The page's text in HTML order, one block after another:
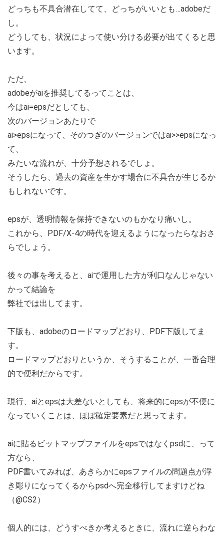
どっちも不具合潜在してて、どっちがいいとも…adobeだ
し。
どうしても、状況によって使い分ける必要が出てくると思
います。
ただ、
adobeがaiを推奨してるってことは、
今はai=epsだとしても、
次のバージョンあたりで
ai>epsになって、そのつぎのバージョンではai>>epsになっ
て、
みたいな流れが、十分予想されるでしょ。
そうしたら、過去の資産を生かす場合に不具合が生じるか
もしれないです。
epsが、透明情報を保持できないのもかなり痛いし。
これから、PDF/X-4の時代を迎えるようになったらなおさ
らでしょう。
後々の事を考えると、aiで運用した方が利口なんじゃない
かって結論を
弊社では出してます。
下版も、adobeのロードマップどおり、PDF下版してま
す。
ロードマップどおりというか、そうすることが、一番合理
的で便利だからです。
現行、aiとepsは大差ないとしても、将来的にepsが不便に
なっていくことは、ほぼ確定要素だと思ってます。
aiに貼るビットマップファイルをepsではなくpsdに、って
方なら、
PDF書いてみれば、あきらかにepsファイルの問題点が浮
き彫りになってくるからpsdへ完全移行してますけどね
（@CS2）
個人的には、どうすべきか考えるときに、流れに逆らわな